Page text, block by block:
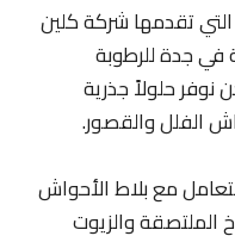
تقدمها شركة كلين
في جدة للرطوبة
نوفر حلولاً جذرية
الفلل والقصور.
مع بلاط الأحواش
الملتصقة والزيوت